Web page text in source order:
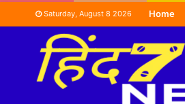
Saturday, August 8 2026 Home